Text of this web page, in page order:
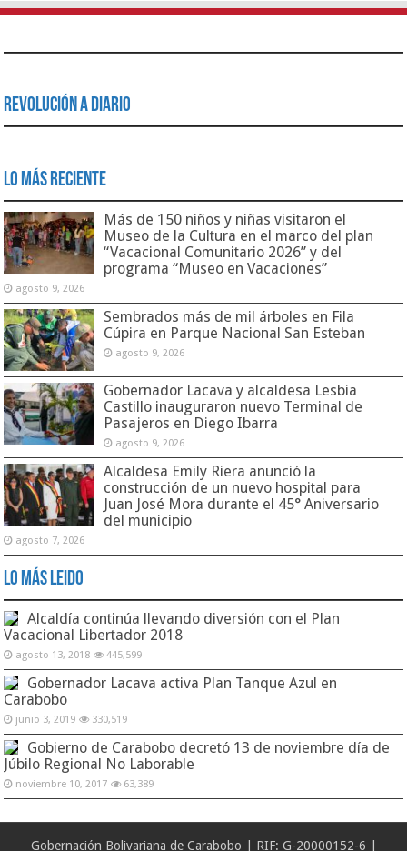
Revolución a Diario
Lo Más Reciente
Más de 150 niños y niñas visitaron el
Museo de la Cultura en el marco del plan
“Vacacional Comunitario 2026” y del
programa “Museo en Vacaciones”
agosto 9, 2026
Sembrados más de mil árboles en Fila
Cúpira en Parque Nacional San Esteban
agosto 9, 2026
Gobernador Lacava y alcaldesa Lesbia
Castillo inauguraron nuevo Terminal de
Pasajeros en Diego Ibarra
agosto 9, 2026
Alcaldesa Emily Riera anunció la
construcción de un nuevo hospital para
Juan José Mora durante el 45° Aniversario
del municipio
agosto 7, 2026
Lo Más Leido
Alcaldía continúa llevando diversión con el Plan
Vacacional Libertador 2018
agosto 13, 2018 445,599
Gobernador Lacava activa Plan Tanque Azul en
Carabobo
junio 3, 2019 330,519
Gobierno de Carabobo decretó 13 de noviembre día de
Júbilo Regional No Laborable
noviembre 10, 2017 63,389
Gobernación Bolivariana de Carabobo | RIF: G-20000152-6 |